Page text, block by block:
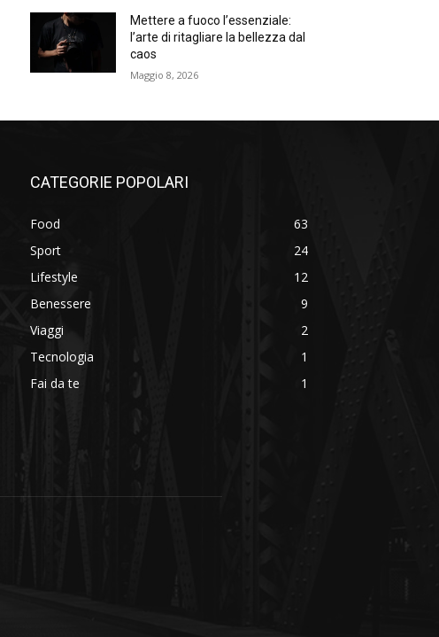
Mettere a fuoco l’essenziale:
l’arte di ritagliare la bellezza dal
caos
Maggio 8, 2026
CATEGORIE POPOLARI
Food
63
Sport
24
Lifestyle
12
Benessere
9
Viaggi
2
Tecnologia
1
Fai da te
1